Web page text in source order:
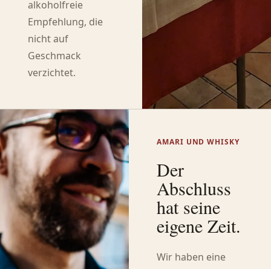
alkoholfreie
Empfehlung, die
nicht auf
Geschmack
verzichtet.
AMARI UND WHISKY
Der
Abschluss
hat seine
eigene Zeit.
Wir haben eine